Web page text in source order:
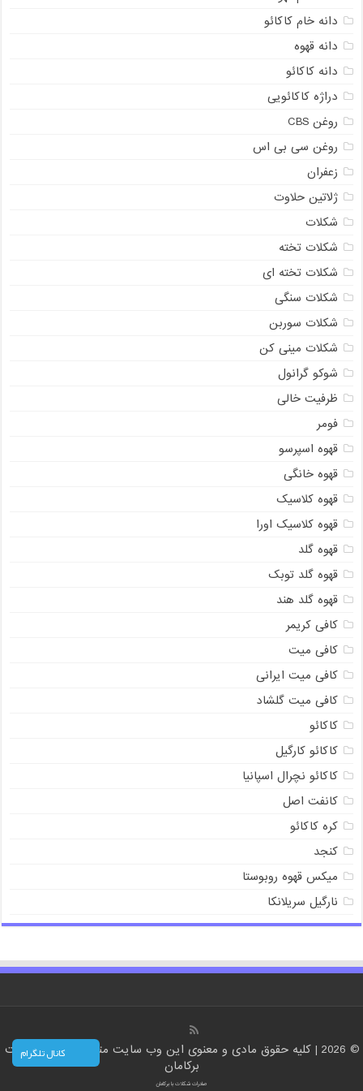
دانه خام کاکائو
دانه قهوه
دانه کاکائو
دراژه کاکائویی
روغن CBS
روغن سی بی اس
زعفران
ژلاتین حلاوت
شکلات
شکلات تخته
شکلات تخته ای
شکلات سنگی
شکلات سوربن
شکلات مینی کن
شوکو گرانول
ظرفیت خالی
فومر
قهوه اسپرسو
قهوه خانگی
قهوه کلاسیک
قهوه کلاسیک اورا
قهوه گلد
قهوه گلد توبک
قهوه گلد هند
کافی کریمر
کافی میت
کافی میت ایرانی
کافی میت گلشاد
کاکائو
کاکائو کارگیل
کاکائو نچرال اسپانیا
کانفت اصل
کره کاکائو
کنجد
میکس قهوه روبوستا
نارگیل سریلانکا
© 2026 | کلیه حقوق مادی و معنوی این وب سایت متعلق است به سایت
برکامان
صادرات شکلات با برکامان
کانال تلگرام